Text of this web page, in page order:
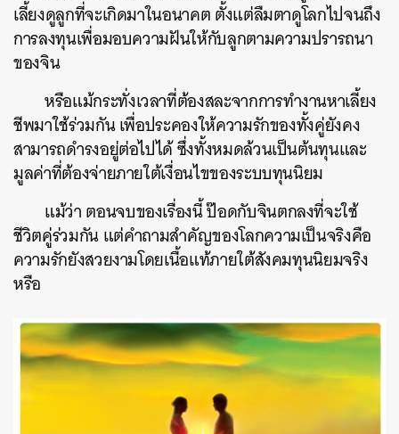
เลี้ยงดูลูกที่จะเกิดมาในอนาคต ตั้งแต่ลืมตาดูโลกไปจนถึง
การลงทุนเพื่อมอบความฝันให้กับลูกตามความปรารถนา
ของจิน
หรือแม้กระทั่งเวลาที่ต้องสละจากการทำงานหาเลี้ยง
ชีพมาใช้ร่วมกัน เพื่อประคองให้ความรักของทั้งคู่ยังคง
สามารถดำรงอยู่ต่อไปได้ ซึ่งทั้งหมดล้วนเป็นต้นทุนและ
มูลค่าที่ต้องจ่ายภายใต้เงื่อนไขของระบบทุนนิยม
แม้ว่า ตอนจบของเรื่องนี้ ป๊อดกับจินตกลงที่จะใช้
ชีวิตคู่ร่วมกัน แต่คำถามสำคัญของโลกความเป็นจริงคือ
ความรักยังสวยงามโดยเนื้อแท้ภายใต้สังคมทุนนิยมจริง
หรือ